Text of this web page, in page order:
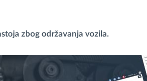
zbog održavanja vozila.